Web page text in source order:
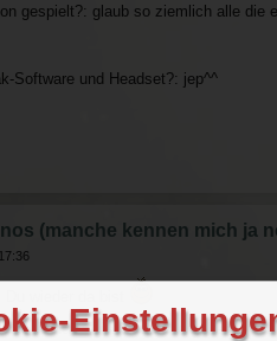
gespielt?: glaub so ziemlich alle die
Software und Headset?: jep^^
(manche kennen mich ja
wieder da bist
Deine Registrierung vergeben